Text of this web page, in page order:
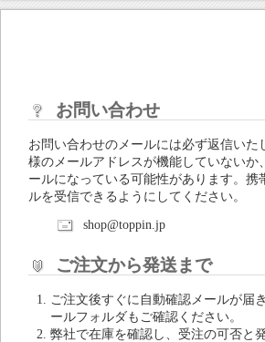
お問い合わせ
お問い合わせのメールには必ず返信い
様のメールアドレスが機能していないか
ールになっている可能性があります。携
ルを受信できるようにしてください。
shop@toppin.jp
ご注文から発送まで
ご注文後すぐに自動確認メールが届
ールフォルダもご確認ください。
弊社で在庫を確認し、受注の可否と